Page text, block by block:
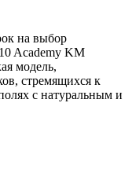
на выбор
Academy KM
модель,
стремящихся к
с натуральным и